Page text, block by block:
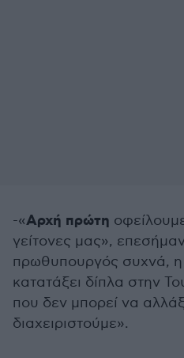
-«Αρχή πρώτη
γείτονες μας»,
πρωθυπουργός συχνά, η
κατατάξει δίπλα στην
που δεν μπορεί να
διαχειριστούμε».